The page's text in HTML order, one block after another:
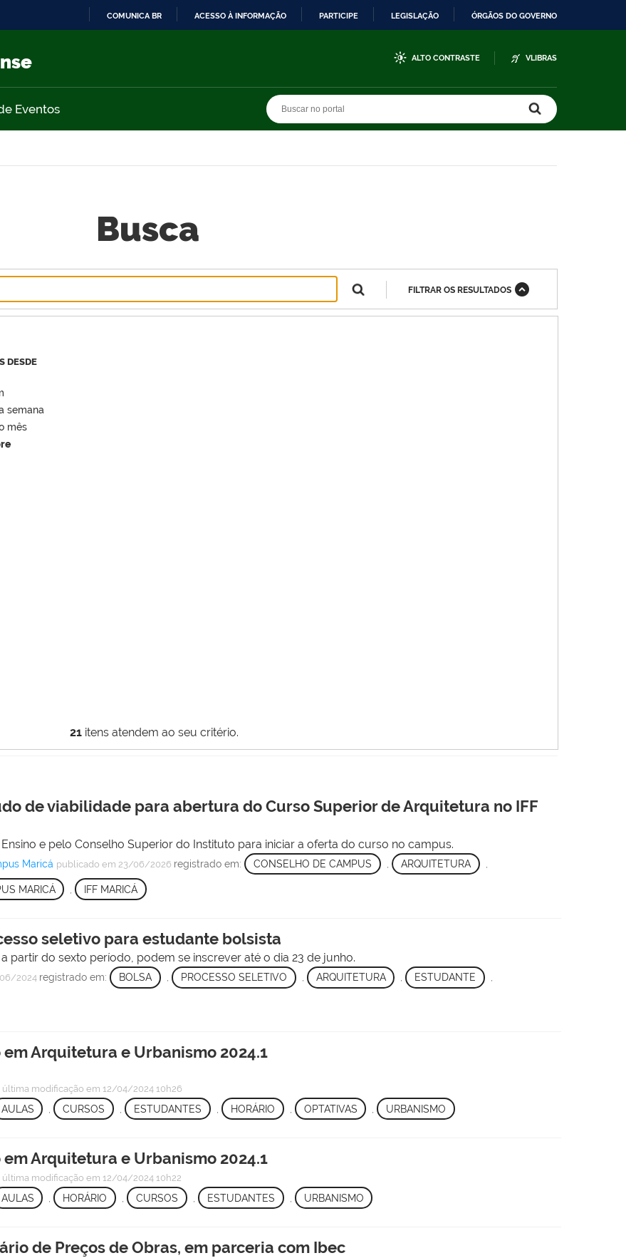
COMUNICA BR ACESSO À INFORMAÇÃO PARTICIPE LEGISLAÇÃO ÓRGÃOS DO GOVERNO
ALTO CONTRASTE VLIBRAS
Eventos
Busca
21itens atendem ao seu critério.
FILTRAR OS RESULTADOS
DESDE
semana
mês
de viabilidade para abertura do Curso Superior de Arquitetura no IFF
e pelo Conselho Superior do Instituto para iniciar a oferta do curso no campus.
Maricá publicado em 23/06/2026 registrado em: CONSELHO DE CAMPUS ARQUITETURA
MARICÁ , IFF MARICÁ
seletivo para estudante bolsista
partir do sexto período, podem se inscrever até o dia 23 de junho.
2024 registrado em: BOLSA , PROCESSO SELETIVO , ARQUITETURA , ESTUDANTE ,
Arquitetura e Urbanismo 2024.1
última modificação em 12/04/2024 10h26
AULAS , CURSOS , ESTUDANTES HORÁRIO OPTATIVAS , URBANISMO
Arquitetura e Urbanismo 2024.1
última modificação em 12/04/2024 10h22
AULAS , HORÁRIO , CURSOS ESTUDANTES URBANISMO
de Preços de Obras, em parceria com Ibec